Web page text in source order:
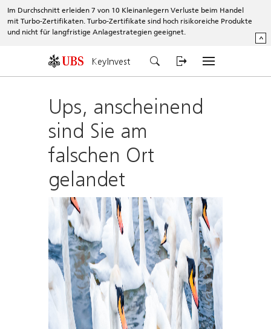
Im Durchschnitt erleiden 7 von 10 Kleinanlegern Verluste beim Handel
mit Turbo-Zertifikaten. Turbo-Zertifikate sind hoch risikoreiche Produkte
und nicht für langfristige Anlagestrategien geeignet.
^
KeyInvest
Ups, anscheinend
sind Sie am
falschen Ort
gelandet